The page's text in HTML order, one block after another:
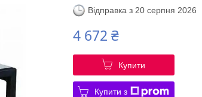
Відправка з 20 серпня 2026
4 672 ₴
Купити
Купити з